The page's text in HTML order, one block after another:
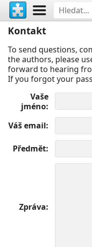
Kontakt
To send questions,
the authors, please
forward to hearing
If you forgot your
Vaše
jméno
Váš email
Předmět
Zpráva